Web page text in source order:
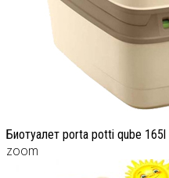
Биотуалет porta potti qube 165l
zoom